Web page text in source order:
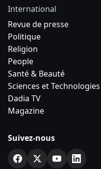
International
Revue de presse
Politique
Religion
People
Santé & Beauté
Sciences et Technologies
Dadia TV
Magazine
Suivez-nous